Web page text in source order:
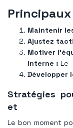
Maintenir
Ajustez
Motiver
interne : Le
Développer
Stratégies
et
Le bon moment